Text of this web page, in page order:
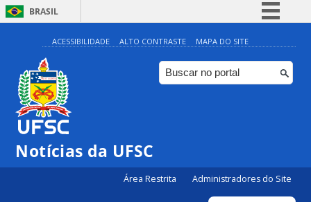
BRASIL
Simplifique!
Comunica BR
Participe
ACESSIBILIDADE ALTO CONTRASTE MAPA DO SITE
Notícias da UFSC
Área Restrita Administradores do Site